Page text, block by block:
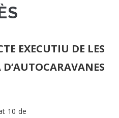
EXECUTIU DE LES
10 de